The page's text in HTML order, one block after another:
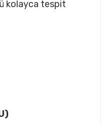
kolayca tespit